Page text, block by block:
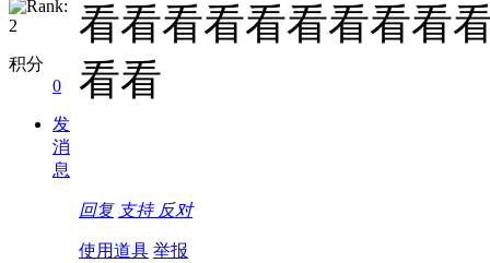
积分
0
发
消
息
看看看看看看看看看
看看
回复 支持 反对
使用道具 举报